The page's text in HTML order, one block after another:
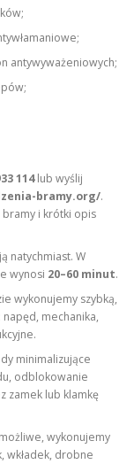
antywyważeniowych;
114lub wyślij
bramy.org/.
bramy i krótki opis
natychmiast. W
wynosi 20–60 minut.
wykonujemy szybką,
mechanika,
minimalizujące
odblokowanie
zamek lub klamkę
wykonujemy
wkładek, drobne